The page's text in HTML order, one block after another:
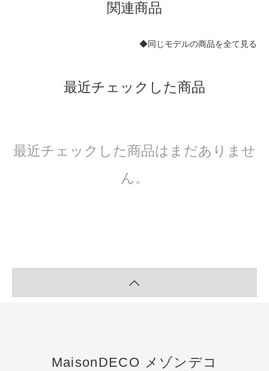
関連商品
◆同じモデルの商品を全て見る
最近チェックした商品
最近チェックした商品はまだありませ
ん。
MaisonDECO メゾンデコ